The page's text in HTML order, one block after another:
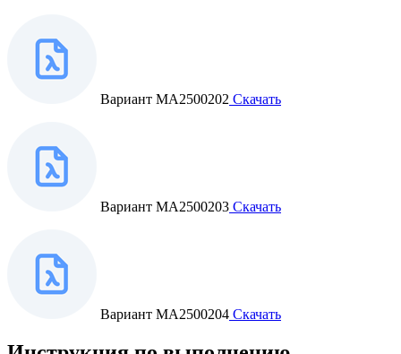
Вариант МА2500202 Скачать
Вариант МА2500203 Скачать
Вариант МА2500204 Скачать